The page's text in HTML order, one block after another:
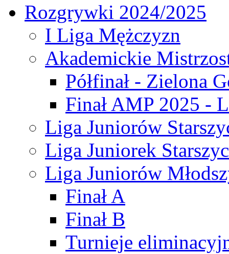
Rozgrywki 2024/2025
I Liga Mężczyzn
Akademickie
Półfinał - Zielona
Finał AMP 2025 -
Liga Juniorów
Liga Juniorek
Liga Juniorów
Finał A
Finał B
Turnieje